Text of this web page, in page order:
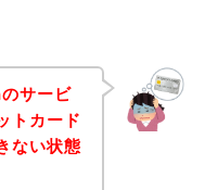
サービ
トカード
ない状態